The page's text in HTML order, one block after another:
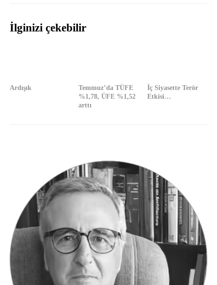
İlginizi çekebilir
Ardışık
Temmuz’da TÜFE
%1,78, ÜFE %1,52
arttı
İç Siyasette Terör
Etkisi…